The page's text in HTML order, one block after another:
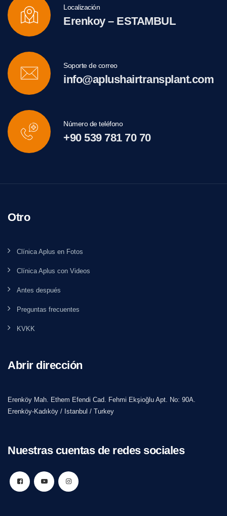
Localización
Erenkoy – ESTAMBUL
Soporte de correo
info@aplushairtransplant.com
Número de teléfono
+90 539 781 70 70
Otro
Clínica Aplus en Fotos
Clínica Aplus con Videos
Antes después
Preguntas frecuentes
KVKK
Abrir dirección
Erenköy Mah. Ethem Efendi Cad. Fehmi Ekşioğlu Apt. No: 90A.
Erenköy-Kadıköy / Istanbul / Turkey
Nuestras cuentas de redes sociales